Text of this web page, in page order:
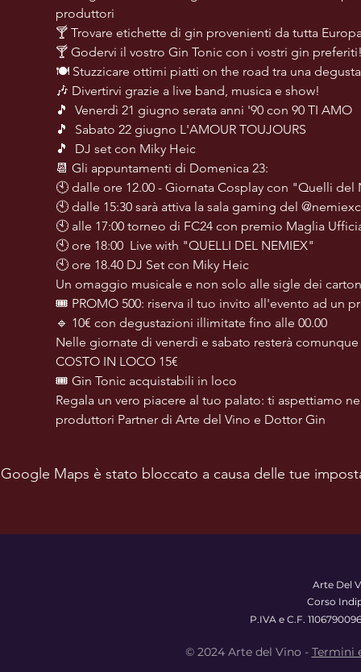
produttori
🍸 Trovare etichette di gin provenienti da tutta
🍸 Godervi il vostro Gin Tonic con i vostri gin
🍽 Stuzzicare ottimi piatti on the road tra una
🎶 Divertirvi grazie a live band, musica e show!
🎵  Venerdì 21 giugno serata anni '90 con 90 TI AMO
🎵  Sabato 22 giugno L'AMOUR TOUJOURS
🎵  DJ set con Miky Heic
📆 Gli appuntamenti di Domenica 23:
🕙 dalle ore 12.00 - Giornata Cosplay con "Quelli del
🕙 dalle 15:30 sarà attiva la sala gaming del
🕙 alle 17:00 torneo di FC24 con premio Maglia
🕙 ore 18:00  Live with "QUELLI DEL NEMIEX"
🕙 ore 18.40 DJ Set con Miky Heic
Un omaggio musicale e non solo alle sigle dei
🎟 PROMO 500: riserva il tuo invito all'evento ad un
🔹 10€ con degustazioni illimitate fino alle 00.00
Nelle giornate di venerdì e sabato resterà
COSTO IN LOCO 15€
🎟 Gin Tonic acquistabili in loco
Regala un vero piacere al tuo palato: ti aspettiamo
produttori Partner di Arte del Vino e Dottor Gin
Google Maps è stato bloccato a causa delle tue
Arte Del
Corso
P.IVA e C.F.
© 2024 Arte del Vino - Termini